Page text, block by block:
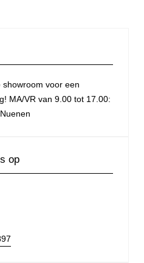
voor een
MA/VR van 9.00 tot 17.00:
op